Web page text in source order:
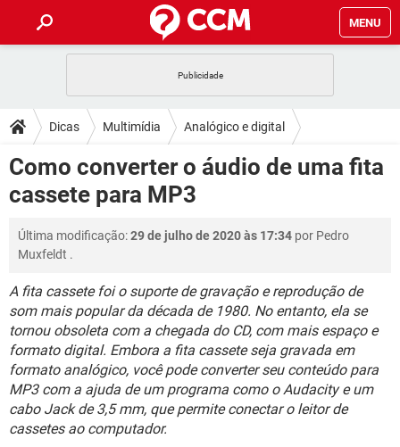
MENU
CELULAR FACEBOOK
OUTLOOK EXCEL
INSTAGRAM
DICAS
JOGOS
CELULAR FACEBOOK
INSTAGRAM GMAIL
DOWNLOADS
JOGOS
OUTLOOK
INSTAGRAM GMAIL
GUIA DE COMPRAS
FÓRUM
JOGOS WHATSAPP
OUTLOOK EXCEL
INSTAGRAM GMAIL
GUIA DE COMPRAS
GLOSSÁRIO
JOGOS WHATSAPP
CELULAR FACEBOOK
OUTLOOK EXCEL
INSTAGRAM GMAIL
GUIA DE COMPRAS
Dicas Multimídia Analógico e digital
Como converter o áudio de uma fita
cassete para MP3
Última modificação:29 de julho de 2020 às 17:34 por Pedro
Muxfeldt .
A fita cassete foi o suporte de gravação e reprodução de
som mais popular da década de 1980. No entanto, ela se
tornou obsoleta com a chegada do CD, com mais espaço e
formato digital. Embora a fita cassete seja gravada em
formato analógico, você pode converter seu conteúdo para
MP3 com a ajuda de um programa como o Audacity e um
cabo Jack de 3,5 mm, que permite conectar o leitor de
cassetes ao computador.